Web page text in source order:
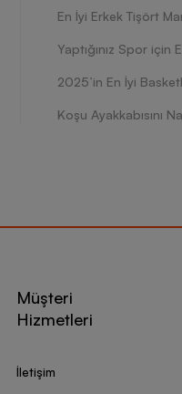
En İyi Erkek Tişört
Yaptığınız Spor için
2025’in En İyi
Koşu Ayakkabısını
Müşteri
Hizmetleri
İletişim